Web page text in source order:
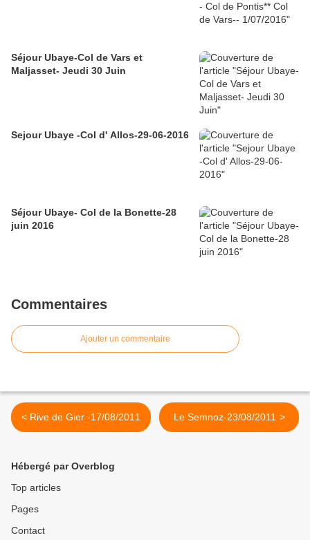
Séjour Ubaye-Col de Vars et
Maljasset- Jeudi 30 Juin
Sejour Ubaye -Col d' Allos-29-06-2016
Séjour Ubaye- Col de la Bonette-28
juin 2016
Commentaires
Ajouter un commentaire
< Rive de Gier -17/08/2011 Le Semnoz-23/08/2011 >
Hébergé par Overblog
Top articles
Pages
Contact